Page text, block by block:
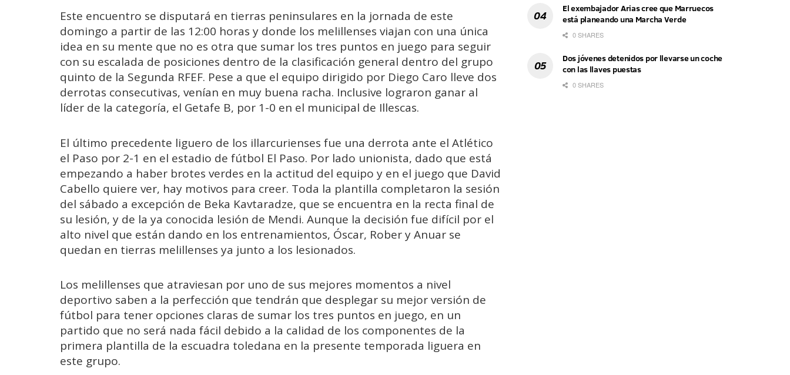
Este encuentro se disputará en tierras peninsulares en la jornada de este
domingo a partir de las 12:00 horas y donde los melillenses viajan con una única
idea en su mente que no es otra que sumar los tres puntos en juego para seguir
con su escalada de posiciones dentro de la clasificación general dentro del grupo
quinto de la Segunda RFEF. Pese a que el equipo dirigido por Diego Caro lleve dos
derrotas consecutivas, venían en muy buena racha. Inclusive lograron ganar al
líder de la categoría, el Getafe B, por 1-0 en el municipal de Illescas.
El último precedente liguero de los illarcurienses fue una derrota ante el Atlético
el Paso por 2-1 en el estadio de fútbol El Paso. Por lado unionista, dado que está
empezando a haber brotes verdes en la actitud del equipo y en el juego que David
Cabello quiere ver, hay motivos para creer. Toda la plantilla completaron la sesión
del sábado a excepción de Beka Kavtaradze, que se encuentra en la recta final de
su lesión, y de la ya conocida lesión de Mendi. Aunque la decisión fue difícil por el
alto nivel que están dando en los entrenamientos, Óscar, Rober y Anuar se
quedan en tierras melillenses ya junto a los lesionados.
Los melillenses que atraviesan por uno de sus mejores momentos a nivel
deportivo saben a la perfección que tendrán que desplegar su mejor versión de
fútbol para tener opciones claras de sumar los tres puntos en juego, en un
partido que no será nada fácil debido a la calidad de los componentes de la
primera plantilla de la escuadra toledana en la presente temporada liguera en
este grupo.
El exembajador Arias cree que Marruecos
está planeando una Marcha Verde
0 SHARES
Dos jóvenes detenidos por llevarse un coche
con las llaves puestas
0 SHARES